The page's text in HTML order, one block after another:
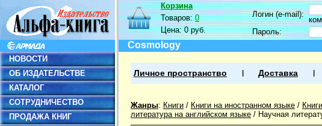
НОВОСТИ
ОБ ИЗДАТЕЛЬСТВЕ
КАТАЛОГ
СОТРУДНИЧЕСТВО
ПРОДАЖА КНИГ
Корзина
Товаров:0
Цена:0 руб.
Логин (e-mail):
Пароль:
Cosmology
Личное пространство Доставка
Жанры: Книги / Книги на иностранном языке /
литература на английском языке / Научная